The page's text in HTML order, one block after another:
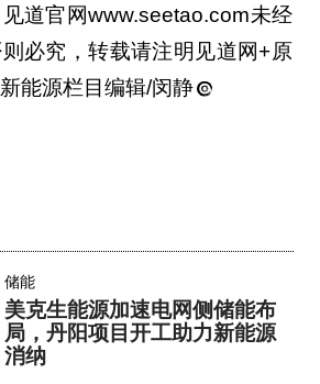
道官网www.seetao.com未经
必究，转载请注明见道网+原
能源栏目编辑/闵静
储能
美克生能源加速电网侧储能布
局，丹阳项目开工助力新能源
消纳